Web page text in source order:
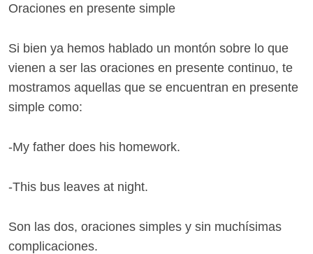
Oraciones en presente simple
Si bien ya hemos hablado un montón sobre lo que
vienen a ser las oraciones en presente continuo, te
mostramos aquellas que se encuentran en presente
simple como:
-My father does his homework.
-This bus leaves at night.
Son las dos, oraciones simples y sin muchísimas
complicaciones.